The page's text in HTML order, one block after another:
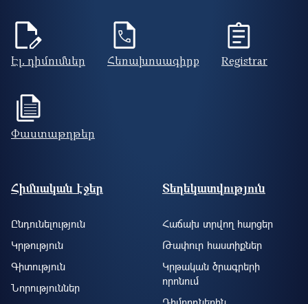
Էլ. դիմումներ Հեռախոսագիրք Registrar
Փաստաթղթեր
Footer site information
Հիմնական էջեր
Ընդունելություն
Կրթություն
Գիտություն
Նորություններ
Տեղեկատվություն
Հաճախ տրվող հարցեր
Թափուր հաստիքներ
Կրթական ծրագրերի
որոնում